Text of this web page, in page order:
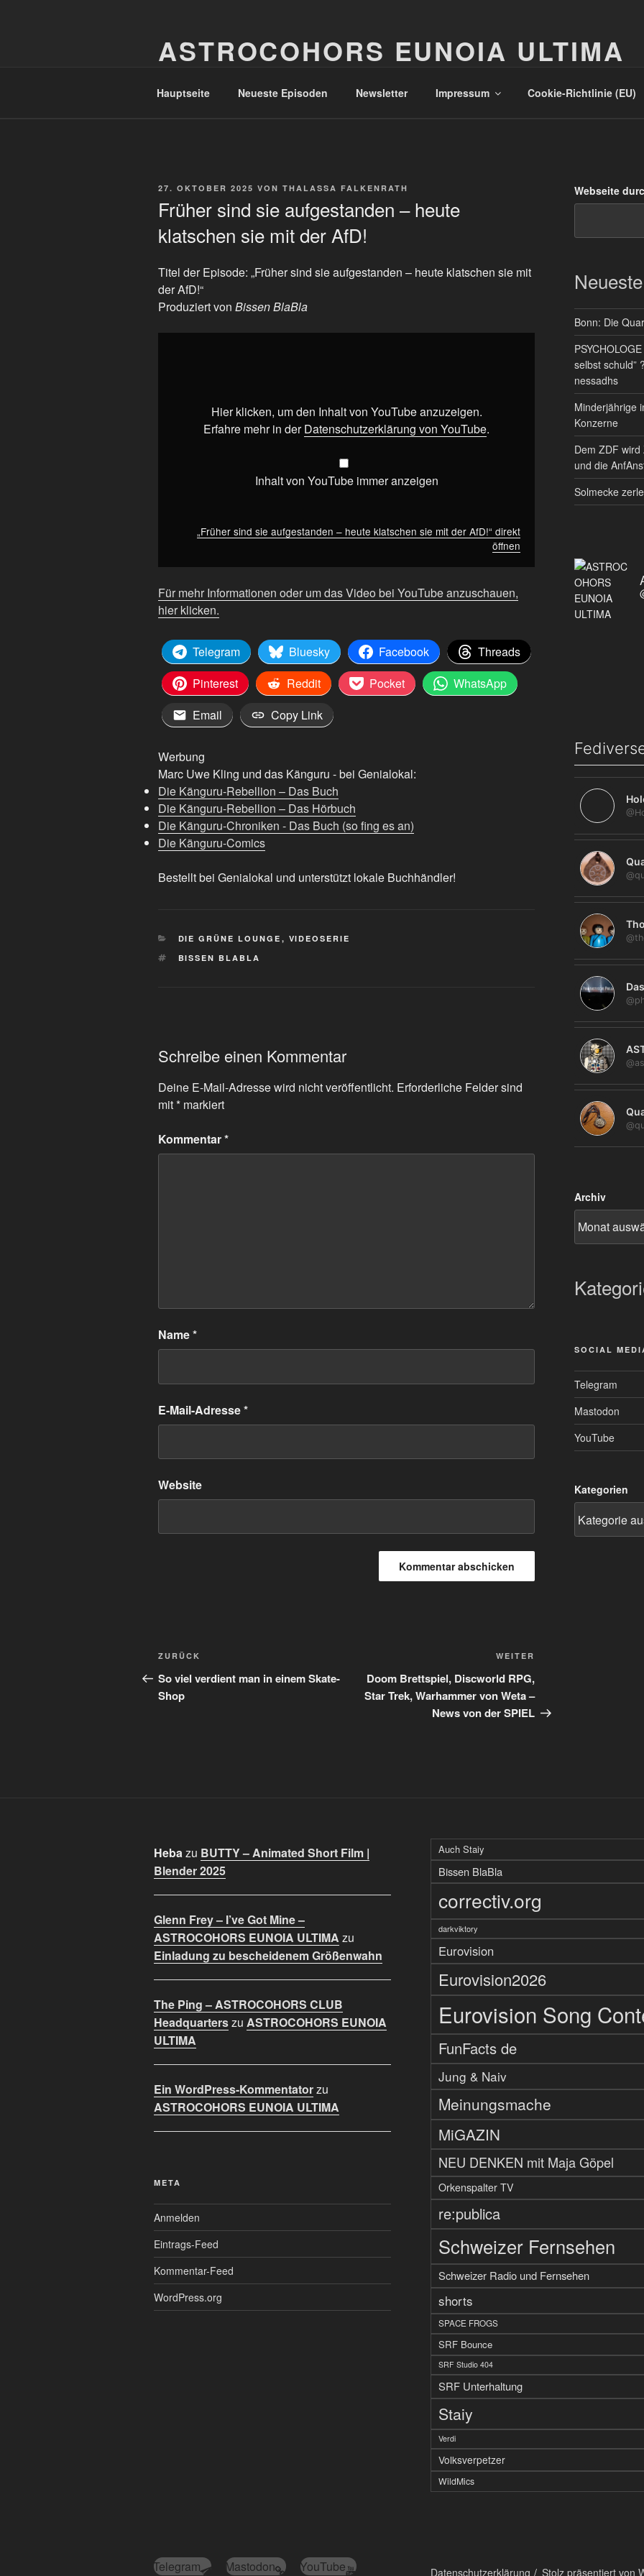
ASTROCOHORS EUNOIA ULTIMA
Hauptseite Neueste Episoden Newsletter Impressum Cookie-Richtlinie (EU)
VERÖFFENTLICHT
27. OKTOBER 2025 VON THALASSA FALKENRATH
Früher sind sie aufgestanden – heute
klatschen sie mit der AfD!
Titel der Episode: „Früher sind sie aufgestanden – heute klatschen sie mit
der AfD!“
Produziert von Bissen BlaBla
anzeigen
Hier klicken, um den Inhalt von YouTube anzuzeigen.
Erfahre mehr in derDatenschutzerklärung von YouTube.
Inhalt von YouTube immer anzeigen
„Früher sind sie aufgestanden – heute klatschen sie mit der AfD!“ direkt
öffnen
Für mehr Informationen oder um das Video bei YouTube anzuschauen,
hier klicken.
Telegram Bluesky Facebook
Threads
Pinterest
Reddit Pocket
WhatsApp
Email
Copy Link
Werbung
Marc Uwe Kling und das Känguru - bei Genialokal:
Die Känguru-Rebellion – Das Buch
Die Känguru-Rebellion – Das Hörbuch
Die Känguru-Chroniken - Das Buch (so fing es an)
Die Känguru-Comics
Bestellt bei Genialokal und unterstützt lokale Buchhändler!
KATEGORIEN
DIE GRÜNE LOUNGE , VIDEOSERIE
SCHLAGWÖRTER
BISSEN BLABLA
Schreibe einen Kommentar
Deine E-Mail-Adresse wird nicht veröffentlicht. Erforderliche Felder sind
mit* markiert
Kommentar*
Name*
E-Mail-Adresse*
Website
Beitragsnavigation
Vorheriger
Beitrag
ZURÜCK
So viel verdient man in einem Skate-
Shop
WEITER
Doom Brettspiel, Discworld RPG,
Star Trek, Warhammer von Weta –
News von der SPIEL
Webseite
Bonn: Die
selbst schuld”
nessadhs
Minderjährige
Konzerne
Dem ZDF
und die
Solmecke
Archiv
SOCIAL
Telegram
Mastodon
YouTube
Kategorien
Hebazu BUTTY – Animated Short Film |
Blender 2025
Glenn Frey – I’ve Got Mine –
ASTROCOHORS EUNOIA ULTIMA zu
Einladung zu bescheidenem Größenwahn
The Ping – ASTROCOHORS CLUB
Headquarterszu ASTROCOHORS EUNOIA
ULTIMA
Ein WordPress-Kommentatorzu
ASTROCOHORS EUNOIA ULTIMA
META
Anmelden
Eintrags-Feed
Kommentar-Feed
WordPress.org
Auch Staiy
Bissen BlaBla
correctiv.org
darkviktory
Eurovision
Eurovision2026
Eurovision Song
FunFacts de
Jung & Naiv
Meinungsmache
MiGAZIN
NEU DENKEN mit Maja Göpel
Orkenspalter TV
re:publica
Schweizer Fernsehen
Schweizer Radio und Fernsehen
shorts
SPACE FROGS
SRF Bounce
SRF Studio 404
SRF Unterhaltung
Staiy
Verdi
Volksverpetzer
WildMics
Telegram Mastodon YouTube Datenschutzerklärung Stolz präsentiert von